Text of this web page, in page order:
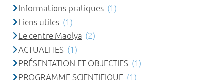
Informations pratiques (1)
Liens utiles (1)
Le centre Maolya (2)
ACTUALITES (1)
PRÉSENTATION ET OBJECTIFS (1)
PROGRAMME SCIENTIFIQUE (1)